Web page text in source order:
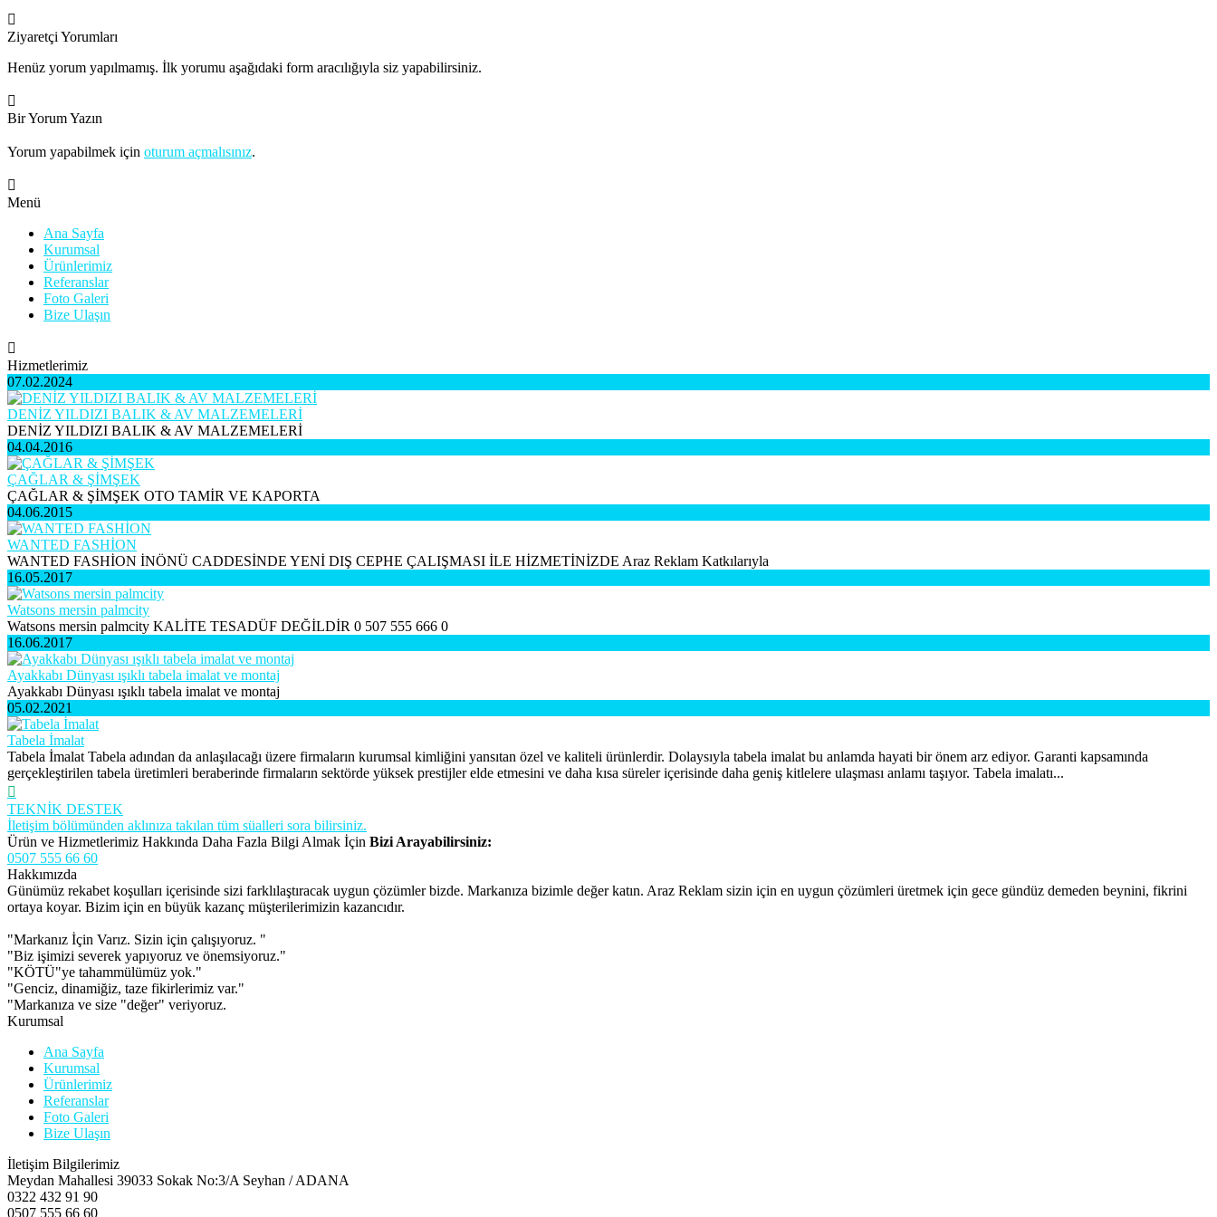
Ziyaretçi Yorumları
Henüz yorum yapılmamış. İlk yorumu aşağıdaki form aracılığıyla siz yapabilirsiniz.
Bir Yorum Yazın
Yorum yapabilmek için oturum açmalısınız.
Menü
Ana Sayfa
Kurumsal
Ürünlerimiz
Referanslar
Foto Galeri
Bize Ulaşın
Hizmetlerimiz
07.02.2024
DENİZ YILDIZI BALIK & AV MALZEMELERİ
DENİZ YILDIZI BALIK & AV MALZEMELERİ
04.04.2016
ÇAĞLAR & ŞİMŞEK
ÇAĞLAR & ŞİMŞEK OTO TAMİR VE KAPORTA
04.06.2015
WANTED FASHİON
WANTED FASHİON İNÖNÜ CADDESİNDE YENİ DIŞ CEPHE ÇALIŞMASI İLE HİZMETİNİZDE Araz Reklam Katkılarıyla
16.05.2017
Watsons mersin palmcity
Watsons mersin palmcity KALİTE TESADÜF DEĞİLDİR 0 507 555 666 0
16.06.2017
Ayakkabı Dünyası ışıklı tabela imalat ve montaj
Ayakkabı Dünyası ışıklı tabela imalat ve montaj
05.02.2021
Tabela İmalat
Tabela İmalat Tabela adından da anlaşılacağı üzere firmaların kurumsal kimliğini yansıtan özel ve kaliteli ürünlerdir. Dolaysıyla tabela imalat bu anlamda hayati bir önem arz ediyor. Garanti kapsamında
gerçekleştirilen tabela üretimleri beraberinde firmaların sektörde yüksek prestijler elde etmesini ve daha kısa süreler içerisinde daha geniş kitlelere ulaşması anlamı taşıyor. Tabela imalatı...
TEKNİK DESTEK
İletişim bölümünden aklınıza takılan tüm süalleri sora bilirsiniz.
Ürün ve Hizmetlerimiz Hakkında Daha Fazla Bilgi Almak İçin Bizi Arayabilirsiniz:
0507 555 66 60
Hakkımızda
Günümüz rekabet koşulları içerisinde sizi farklılaştıracak uygun çözümler bizde. Markanıza bizimle değer katın. Araz Reklam sizin için en uygun çözümleri üretmek için gece gündüz demeden beynini, fikrini
ortaya koyar. Bizim için en büyük kazanç müşterilerimizin kazancıdır.
"Markanız İçin Varız. Sizin için çalışıyoruz. "
"Biz işimizi severek yapıyoruz ve önemsiyoruz."
"KÖTÜ"ye tahammülümüz yok."
"Genciz, dinamiğiz, taze fikirlerimiz var."
"Markanıza ve size "değer" veriyoruz.
Kurumsal
Ana Sayfa
Kurumsal
Ürünlerimiz
Referanslar
Foto Galeri
Bize Ulaşın
İletişim Bilgilerimiz
Meydan Mahallesi 39033 Sokak No:3/A Seyhan / ADANA
0322 432 91 90
0507 555 66 60